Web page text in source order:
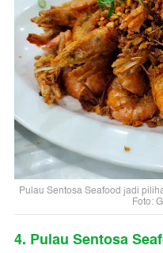
Pulau Sentosa Seafood jadi
Foto:
4. Pulau Sentosa